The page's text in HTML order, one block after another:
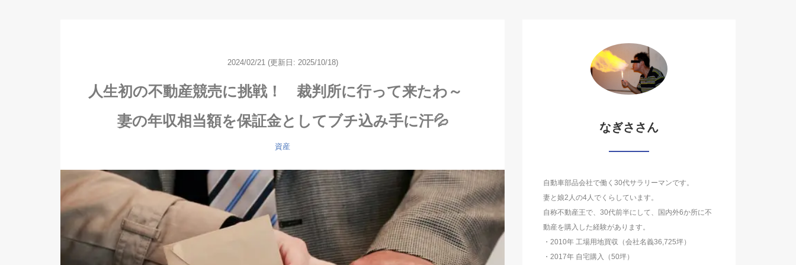
2024/02/21 (更新日: 2025/10/18)
人生初の不動産競売に挑戦！ 裁判所に行って来たわ～
妻の年収相当額を保証金としてブチ込み手に汗💦
資産
なぎささん
自動車部品会社で働く30代サラリーマンです。
妻と娘2人の4人でくらしています。
自称不動産王で、30代前半にして、国内外6か所に不
動産を購入した経験があります。
・2010年 工場用地買収（会社名義36,725坪）
・2017年 自宅購入（50坪）